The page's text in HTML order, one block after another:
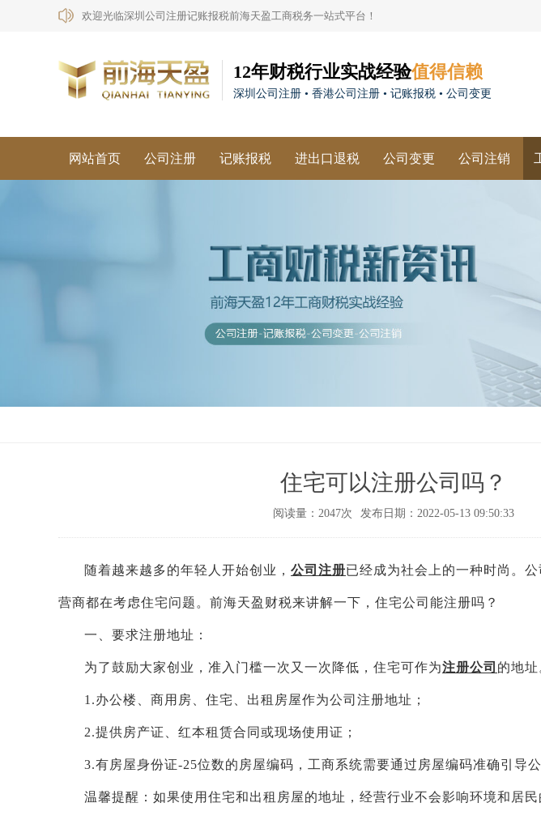
欢迎光临深圳公司注册记账报税前海天盈工商税务一站式平台！
12年财税行业实战经验值得信赖
深圳公司注册 • 香港公司注册 • 记账报税 • 公司变更
网站首页 公司注册 记账报税 进出口退税 公司变更 公司注销
住宅可以注册公司吗？
阅读量：2047次 发布日期：2022-05-13 09:50:33
随着越来越多的年轻人开始创业， 公司注册已经成为社会上的一种时尚。
营商都在考虑住宅问题。前海天盈财税来讲解一下，住宅公司能注册吗？
一、要求注册地址：
为了鼓励大家创业，准入门槛一次又一次降低，住宅可作为注册公司 的地址
1.办公楼、商用房、住宅、出租房屋作为公司注册地址；
2.提供房产证、红本租赁合同或现场使用证；
3.有房屋身份证-25位数的房屋编码，工商系统需要通过房屋编码准确引导公
温馨提醒：如果使用住宅和出租房屋的地址，经营行业不会影响环境和居民